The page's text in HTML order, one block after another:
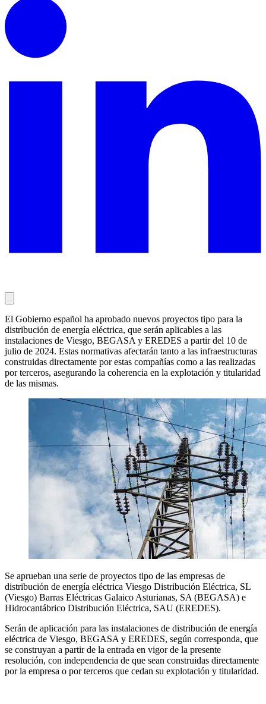
El Gobierno español ha aprobado nuevos proyectos tipo para la
distribución de energía eléctrica, que serán aplicables a las
instalaciones de Viesgo, BEGASA y EREDES a partir del 10 de
julio de 2024. Estas normativas afectarán tanto a las infraestructuras
construidas directamente por estas compañías como a las realizadas
por terceros, asegurando la coherencia en la explotación y titularidad
de las mismas.
Se aprueban una serie de proyectos tipo de las empresas de
distribución de energía eléctrica Viesgo Distribución Eléctrica, SL
(Viesgo) Barras Eléctricas Galaico Asturianas, SA (BEGASA) e
Hidrocantábrico Distribución Eléctrica, SAU (EREDES).
Serán de aplicación para las instalaciones de distribución de energía
eléctrica de Viesgo, BEGASA y EREDES, según corresponda, que
se construyan a partir de la entrada en vigor de la presente
resolución, con independencia de que sean construidas directamente
por la empresa o por terceros que cedan su explotación y titularidad.